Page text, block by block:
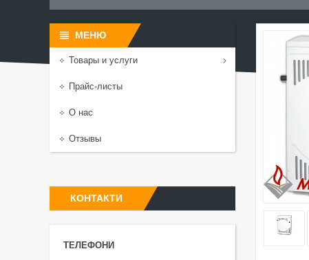
Товары и услуги
Прайс-листы
О нас
Отзывы
КОНТАКТИ